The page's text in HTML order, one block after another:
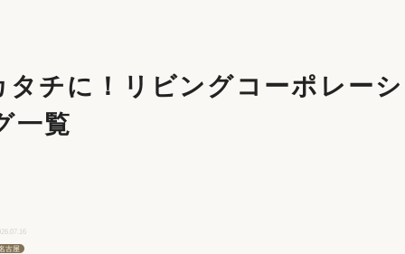
チに！リビングコーポレーシ
一覧
古屋